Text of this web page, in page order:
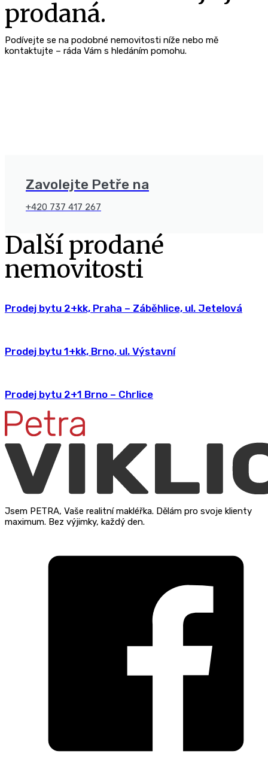
prodaná.
Podívejte se na podobné nemovitosti níže nebo mě
kontaktujte – ráda Vám s hledáním pomohu.
Zavolejte Petře na
+420 737 417 267
Další prodané
nemovitosti
Prodej bytu 2+kk, Praha – Záběhlice, ul. Jetelová
Prodej bytu 1+kk, Brno, ul. Výstavní
Prodej bytu 2+1 Brno – Chrlice
Jsem PETRA, Vaše realitní makléřka. Dělám pro svoje klienty
maximum. Bez výjimky, každý den.